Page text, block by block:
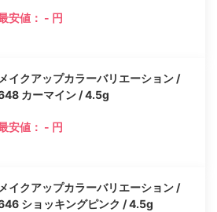
安値： - 円
メイクアップカラーバリエーション /
カーマイン / 4.5g
安値： - 円
メイクアップカラーバリエーション /
ショッキングピンク / 4.5g